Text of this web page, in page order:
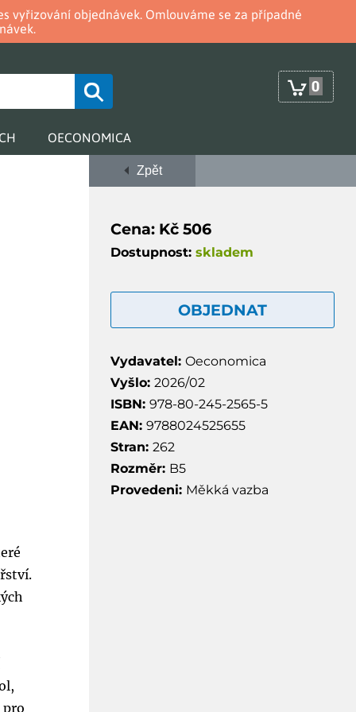
vyřizování objednávek. Omlouváme se za případné
0
OECONOMICA
Zpět
Cena: Kč 506
Dostupnost: skladem
OBJEDNAT
Vydavatel: Oeconomica
Vyšlo: 2026/02
ISBN: 978-80-245-2565-5
EAN: 9788024525655
Stran: 262
Rozměr: B5
Provedeni: Měkká vazba
pro